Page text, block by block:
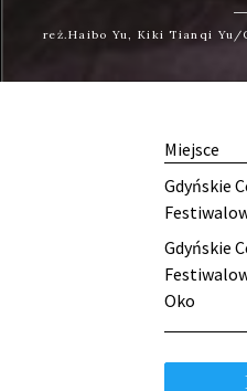
reż.Haibo Yu, Kiki Tianqi Yu/
Miejsce
Gdyńskie
Gdyńskie
Oko